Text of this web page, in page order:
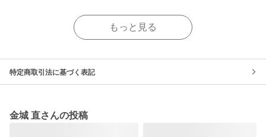
もっと見る
特定商取引法に基づく表記
金城 直さんの投稿